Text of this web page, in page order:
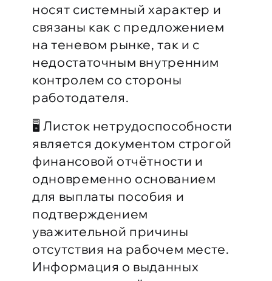
носят системный характер и
связаны как с предложением
на теневом рынке, так и с
недостаточным внутренним
контролем со стороны
работодателя.
🖥 Листок нетрудоспособности
является документом строгой
финансовой отчётности и
одновременно основанием
для выплаты пособия и
подтверждением
уважительной причины
отсутствия на рабочем месте.
Информация о выданных